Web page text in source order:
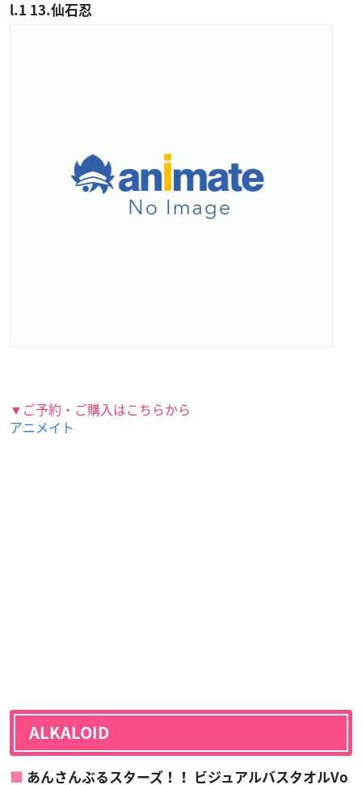
l.1 13.仙石忍
▼ご予約・ご購入はこちらから
アニメイト
ALKALOID
あんさんぶるスターズ！！ ビジュアルバスタオルVo